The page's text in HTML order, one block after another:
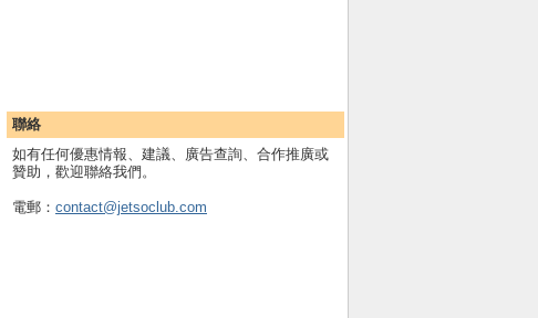
聯絡
如有任何優惠情報、建議、廣告查詢、合作推廣或
贊助，歡迎聯絡我們。
電郵： contact@jetsoclub.com